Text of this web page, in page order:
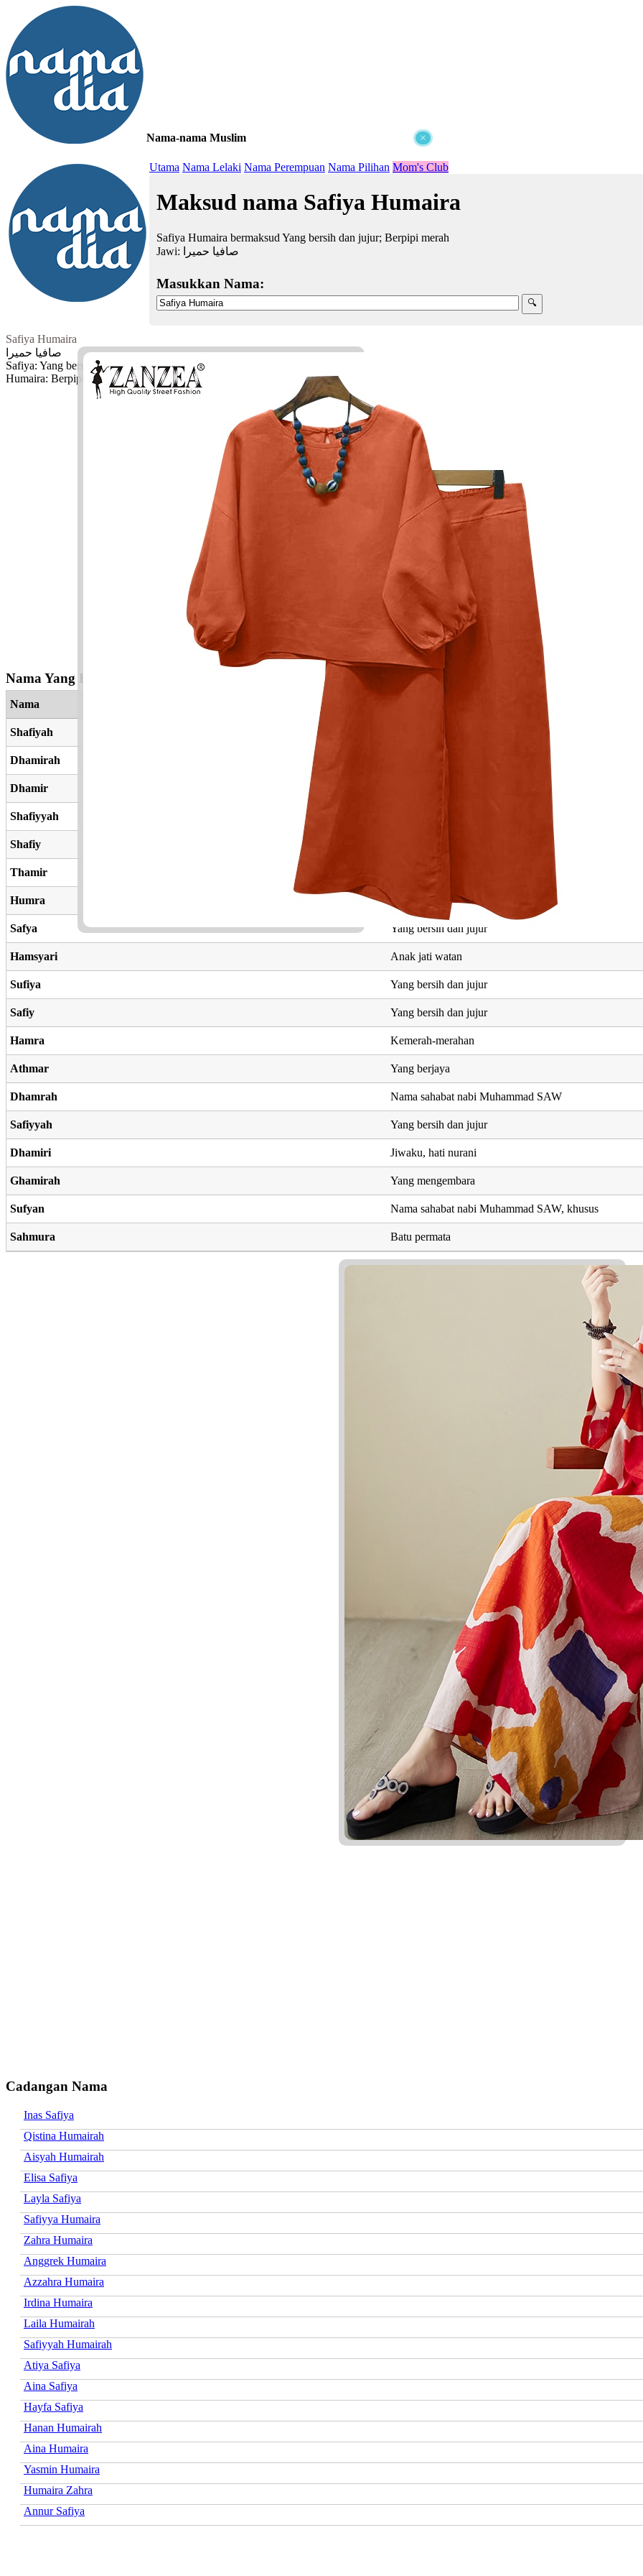
×
Nama-nama Muslim
Utama Nama Lelaki Nama Perempuan Nama Pilihan Mom's Club
Maksud nama Safiya Humaira
Safiya Humaira bermaksud Yang bersih dan jujur; Berpipi merah
Jawi:
صافيا حميرا
Masukkan Nama:
Safiya Humaira
صافيا حميرا
Safiya: Yang bersih dan jujur
Humaira: Berpipi merah
Nama Yang Berkaitan
Nama
Shafiyah
Dhamirah
Dhamir
Shafiyyah
Shafiy
Thamir
Humra Mawar
Safya Yang bersih dan jujur
Hamsyari Anak jati watan
Sufiya Yang bersih dan jujur
Safiy Yang bersih dan jujur
Hamra Kemerah-merahan
Athmar Yang berjaya
Dhamrah Nama sahabat nabi Muhammad SAW
Safiyyah Yang bersih dan jujur
Dhamiri Jiwaku, hati nurani
Ghamirah Yang mengembara
Sufyan Nama sahabat nabi Muhammad SAW, khusus
Sahmura Batu permata
Cadangan Nama
Inas Safiya
Qistina Humairah
Aisyah Humairah
Elisa Safiya
Layla Safiya
Safiyya Humaira
Zahra Humaira
Anggrek Humaira
Azzahra Humaira
Irdina Humaira
Laila Humairah
Safiyyah Humairah
Atiya Safiya
Aina Safiya
Hayfa Safiya
Hanan Humairah
Aina Humaira
Yasmin Humaira
Humaira Zahra
Annur Safiya